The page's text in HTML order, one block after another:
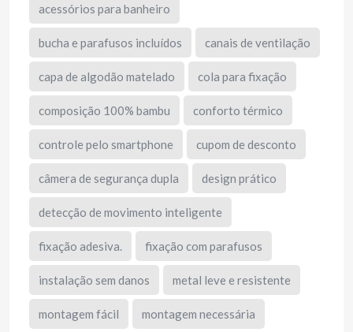
acessórios para banheiro
bucha e parafusos incluídos canais de ventilação
capa de algodão matelado cola para fixação
composição 100% bambu conforto térmico
controle pelo smartphone cupom de desconto
câmera de segurança dupla design prático
detecção de movimento inteligente
fixação adesiva. fixação com parafusos
instalação sem danos metal leve e resistente
montagem fácil montagem necessária